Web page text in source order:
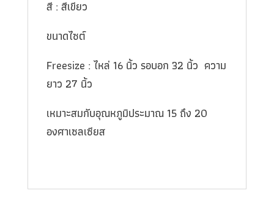
สี : สีเขียว
ขนาดไซต์
Freesize : ไหล่ 16 นิ้ว รอบอก 32 นิ้ว ความ
ยาว 27 นิ้ว
เหมาะสมกับอุณหภูมิประมาณ 15 ถึง 20
องศาเซลเซียส